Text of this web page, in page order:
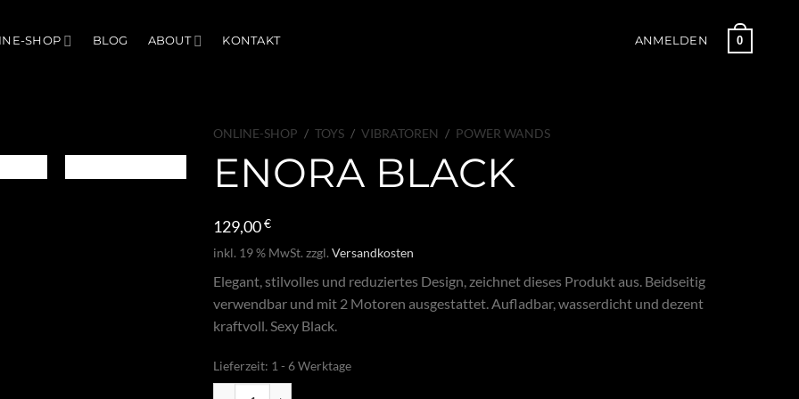
SHOP BLOG ABOUT KONTAKT ANMELDEN 0
ONLINE-SHOP / TOYS / VIBRATOREN / POWER WANDS
ENORA BLACK
129,00€
inkl. 19 % MwSt. zzgl. Versandkosten
Elegant, stilvolles und reduziertes Design, zeichnet dieses Produkt aus. Beidseitig
verwendbar und mit 2 Motoren ausgestattet. Aufladbar, wasserdicht und dezent
kraftvoll. Sexy Black.
Lieferzeit: 1 - 6 Werktage